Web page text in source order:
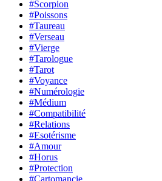
#Scorpion
#Poissons
#Taureau
#Verseau
#Vierge
#Tarologue
#Tarot
#Voyance
#Numérologie
#Médium
#Compatibilité
#Relations
#Esotérisme
#Amour
#Horus
#Protection
#Cartomancie